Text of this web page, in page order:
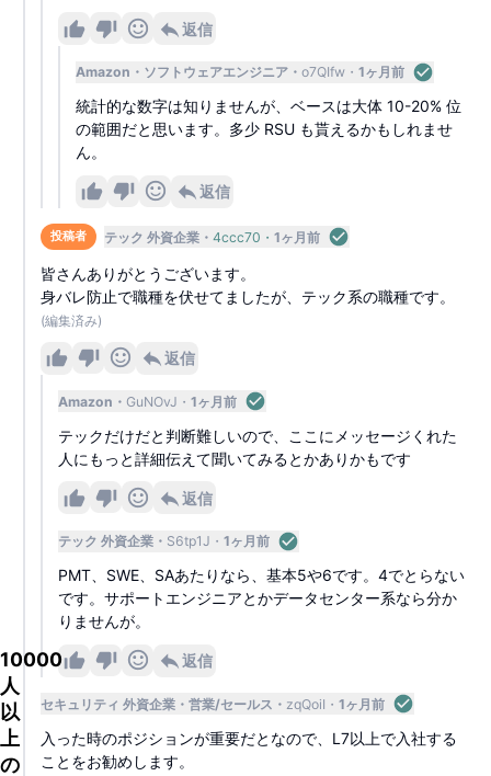
10000
人
以
上
の
返信
Amazon ソフトウェアエンジニア o7QIfw 1ヶ月前
統計的な数字は知りませんが、ベースは大体 10-20% 位
の範囲だと思います。多少 RSU も貰えるかもしれませ
ん。
返信
投稿者 テック 外資企業 4ccc70 1ヶ月前
皆さんありがとうございます。
身バレ防止で職種を伏せてましたが、テック系の職種です。
(編集済み)
返信
Amazon GuNOvJ 1ヶ月前
テックだけだと判断難しいので、ここにメッセージくれた
人にもっと詳細伝えて聞いてみるとかありかもです
返信
テック 外資企業 S6tp1J 1ヶ月前
PMT、SWE、SAあたりなら、基本5や6です。4でとらない
です。サポートエンジニアとかデータセンター系なら分か
りませんが。
返信
セキュリティ 外資企業 営業/セールス zqQoiI 1ヶ月前
入った時のポジションが重要だとなので、L7以上で入社する
ことをお勧めします。